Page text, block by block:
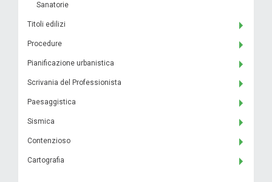
Sanatorie
Titoli edilizi
Procedure
Pianificazione urbanistica
Scrivania del Professionista
Paesaggistica
Sismica
Contenzioso
Cartografia